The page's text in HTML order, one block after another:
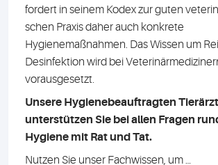
fordert in seinem Kodex zur guten
schen Praxis daher auch konkrete
Hygienemaßnahmen. Das Wissen um
Desinfektion wird bei
vorausgesetzt.
Unsere Hygienebeauftragten
unterstützen Sie bei allen Fragen
Hygiene mit Rat und Tat.
Nutzen Sie unser Fachwissen, um …